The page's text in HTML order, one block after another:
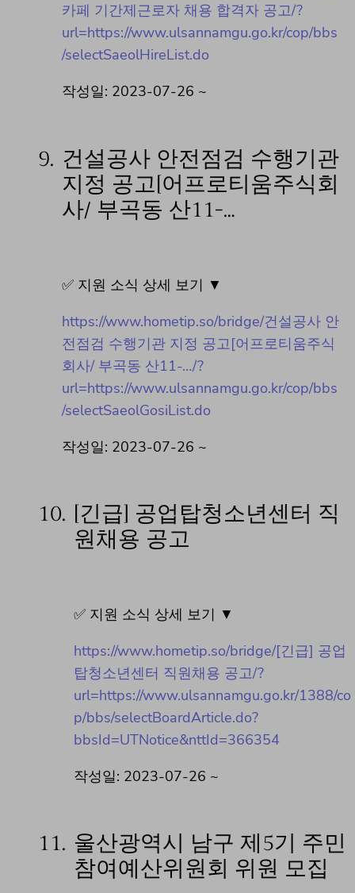
카페 기간제근로자 채용 합격자 공고/?
url=https://www.ulsannamgu.go.kr/cop/bbs
/selectSaeolHireList.do
작성일: 2023-07-26 ~
9. 건설공사 안전점검 수행기관
지정 공고[어프로티움주식회
사/ 부곡동 산11-…
✅ 지원 소식 상세 보기 ▼
https://www.hometip.so/bridge/건설공사 안
전점검 수행기관 지정 공고[어프로티움주식
회사/ 부곡동 산11-…/?
url=https://www.ulsannamgu.go.kr/cop/bbs
/selectSaeolGosiList.do
작성일: 2023-07-26 ~
10. [긴급] 공업탑청소년센터 직
원채용 공고
✅ 지원 소식 상세 보기 ▼
https://www.hometip.so/bridge/[긴급] 공업
탑청소년센터 직원채용 공고/?
url=https://www.ulsannamgu.go.kr/1388/co
p/bbs/selectBoardArticle.do?
bbsId=UTNotice&nttId=366354
작성일: 2023-07-26 ~
11. 울산광역시 남구 제5기 주민
참여예산위원회 위원 모집